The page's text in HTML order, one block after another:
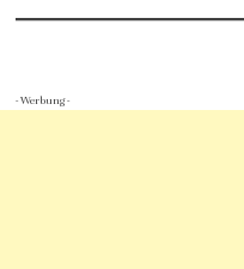
- Werbung -